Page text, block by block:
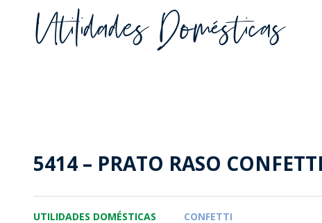
MYWHEATON3D
Utilidades Domésticas
5414 – PRATO RASO
UTILIDADES DOMÉSTICAS CONFETTI